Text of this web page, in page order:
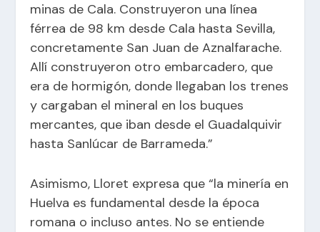
minas de Cala. Construyeron una línea
férrea de 98 km desde Cala hasta Sevilla,
concretamente San Juan de Aznalfarache.
Allí construyeron otro embarcadero, que
era de hormigón, donde llegaban los trenes
y cargaban el mineral en los buques
mercantes, que iban desde el Guadalquivir
hasta Sanlúcar de Barrameda.”
Asimismo, Lloret expresa que “la minería en
Huelva es fundamental desde la época
romana o incluso antes. No se entiende